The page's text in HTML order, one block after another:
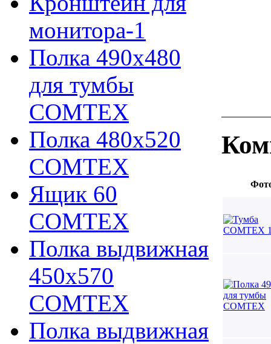
монитора-1
Полка 490х480
для тумбы
COMTEX
Полка 480х520
COMTEX
Ящик 60
COMTEX
Полка выдвижная
450х570
COMTEX
Полка выдвижная